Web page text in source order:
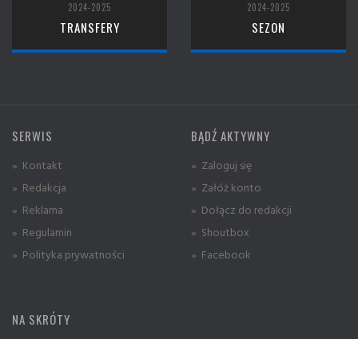
2024-2025
TRANSFERY
2024-2025
SEZON
SERWIS
» Kontakt
» Redakcja
» Reklama
» Regulamin
» Polityka prywatności
BĄDŹ AKTYWNY
» Zaloguj się
» Załóż konto
» Dołącz do redakcji
» Shoutbox
» Facebook
NA SKRÓTY